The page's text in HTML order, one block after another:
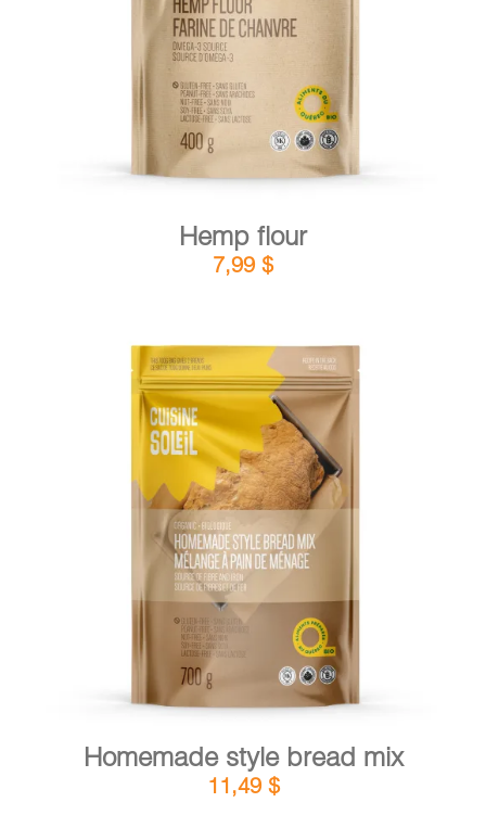
ADD TO CART
Hemp flour
7,99 $
ADD TO CART DETAILS
Homemade style bread mix
11,49 $